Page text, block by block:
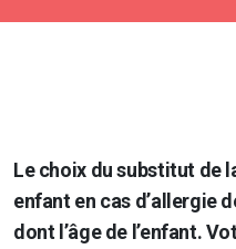
Le choix du substitut de
enfant en cas d’allergie
dont l’âge de l’enfant.